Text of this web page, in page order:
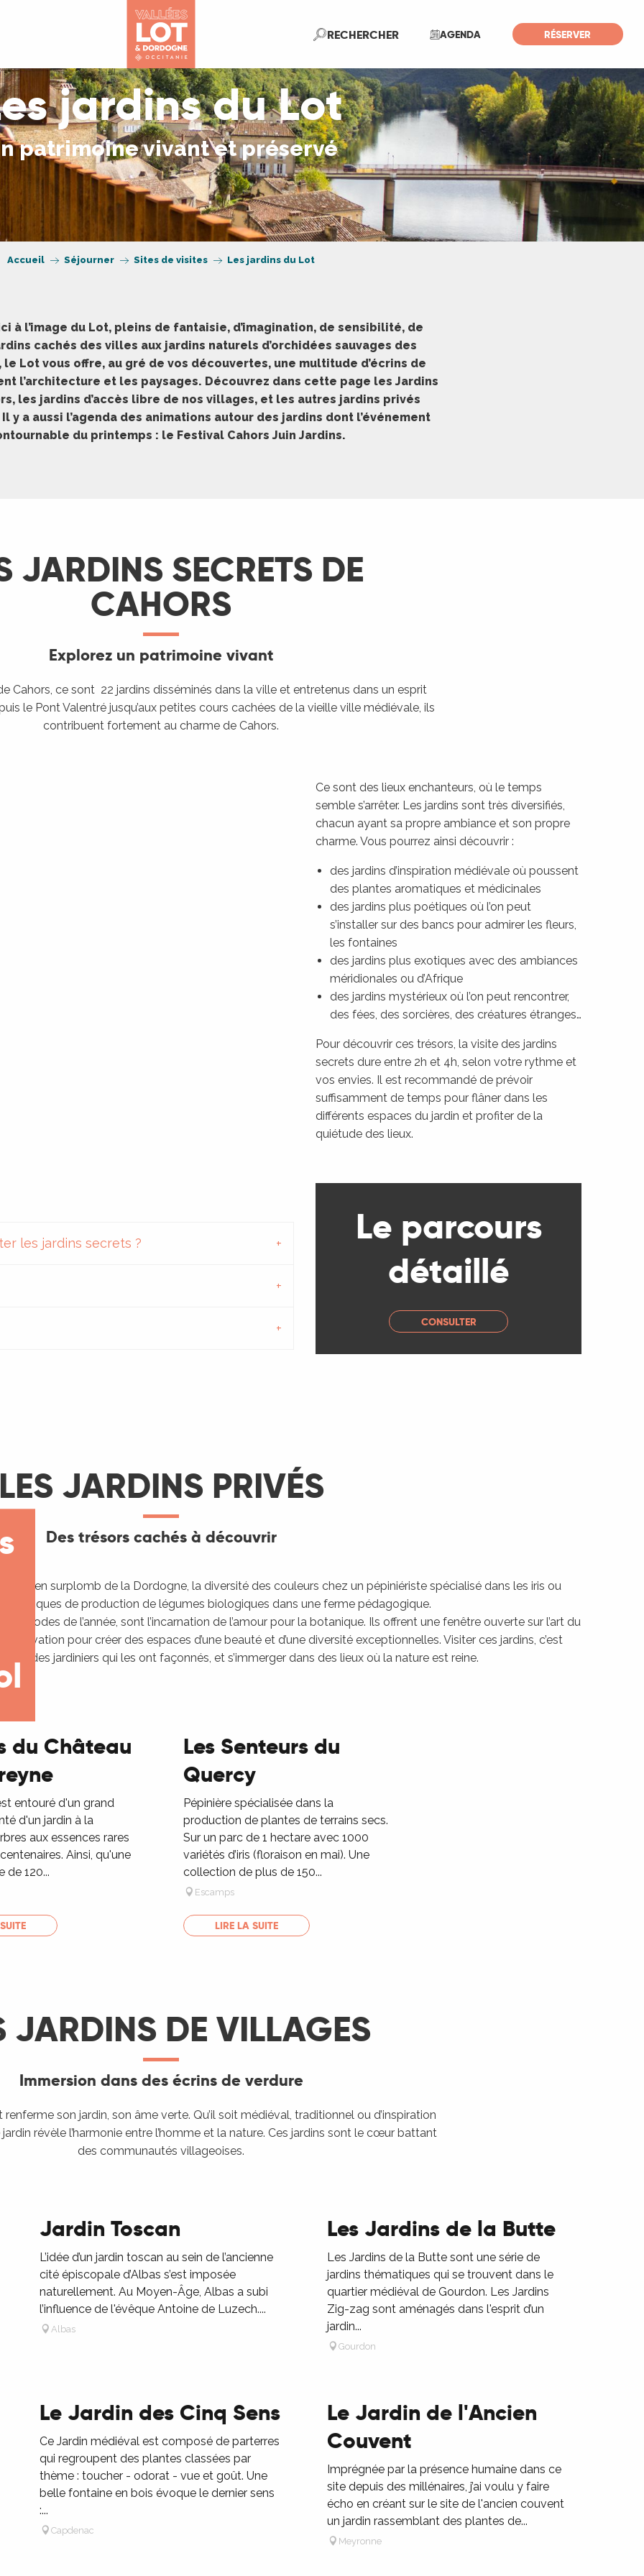
AGENDA RÉSERVER
RECHERCHERRecherche
jardins du Lot
patrimoine vivant et préservé
Accueil Séjourner Sites de visites Les jardins du Lot
à l’image du Lot, pleins de fantaisie, d’imagination, de sensibilité, de
cachés des villes aux jardins naturels d’orchidées sauvages des
Lot vous offre, au gré de vos découvertes, une multitude d’écrins de
l’architecture et les paysages. Découvrez dans cette page les Jardins
les jardins d’accès libre de nos villages, et les autres jardins privés
y a aussi l’agenda des animations autour des jardins dont l’événement
du printemps : le Festival Cahors Juin Jardins.
JARDINS SECRETS DE
CAHORS
Explorez un patrimoine vivant
Cahors, ce sont 22 jardins disséminés dans la ville et entretenus dans un esprit
le Pont Valentré jusqu’aux petites cours cachées de la vieille ville médiévale, ils
contribuent fortement au charme de Cahors.
Ce sont des lieux enchanteurs, où le temps
semble s’arrêter. Les jardins sont très diversifiés,
chacun ayant sa propre ambiance et son propre
charme. Vous pourrez ainsi découvrir :
des jardins d’inspiration médiévale où poussent
des plantes aromatiques et médicinales
des jardins plus poétiques où l’on peut
s’installer sur des bancs pour admirer les fleurs,
les fontaines
des jardins plus exotiques avec des ambiances
méridionales ou d’Afrique
des jardins mystérieux où l’on peut rencontrer,
des fées, des sorcières, des créatures étranges…
Pour découvrir ces trésors, la visite des jardins
secrets dure entre 2h et 4h, selon votre rythme et
vos envies. Il est recommandé de prévoir
suffisamment de temps pour flâner dans les
différents espaces du jardin et profiter de la
quiétude des lieux.
les jardins secrets ?
Le parcours
détaillé
CONSULTER
LES JARDINS PRIVÉS
Des trésors cachés à découvrir
en surplomb de la Dordogne, la diversité des couleurs chez un pépiniériste spécialisé dans les iris ou
techniques de production de légumes biologiques dans une ferme pédagogique.
périodes de l’année, sont l’incarnation de l’amour pour la botanique. Ils offrent une fenêtre ouverte sur l’art du
pour créer des espaces d’une beauté et d’une diversité exceptionnelles. Visiter ces jardins, c’est
des jardiniers qui les ont façonnés, et s’immerger dans des lieux où la nature est reine.
et
du Château
entouré d'un grand
d'un jardin à la
aux essences rares
Ainsi, qu'une
de 120...
Les Senteurs du
Quercy
Pépinière spécialisée dans la
production de plantes de terrains secs.
Sur un parc de 1 hectare avec 1000
variétés d’iris (floraison en mai). Une
collection de plus de 150...
Escamps
LIRE LA SUITE
JARDINS DE VILLAGES
Immersion dans des écrins de verdure
son jardin, son âme verte. Qu’il soit médiéval, traditionnel ou d’inspiration
révèle l’harmonie entre l’homme et la nature. Ces jardins sont le cœur battant
des communautés villageoises.
Jardin Toscan
L’idée d’un jardin toscan au sein de l’ancienne
cité épiscopale d’Albas s’est imposée
naturellement. Au Moyen-Âge, Albas a subi
l’influence de l'évêque Antoine de Luzech....
Albas
Les Jardins de la Butte
Les Jardins de la Butte sont une série de
jardins thématiques qui se trouvent dans le
quartier médiéval de Gourdon. Les Jardins
Zig-zag sont aménagés dans l'esprit d’un
jardin...
Gourdon
Le Jardin des Cinq Sens
Ce Jardin médiéval est composé de parterres
qui regroupent des plantes classées par
thème : toucher - odorat - vue et goût. Une
belle fontaine en bois évoque le dernier sens
:...
Capdenac
Le Jardin de l'Ancien
Couvent
Imprégnée par la présence humaine dans ce
site depuis des millénaires, j’ai voulu y faire
écho en créant sur le site de l'ancien couvent
un jardin rassemblant des plantes de...
Meyronne